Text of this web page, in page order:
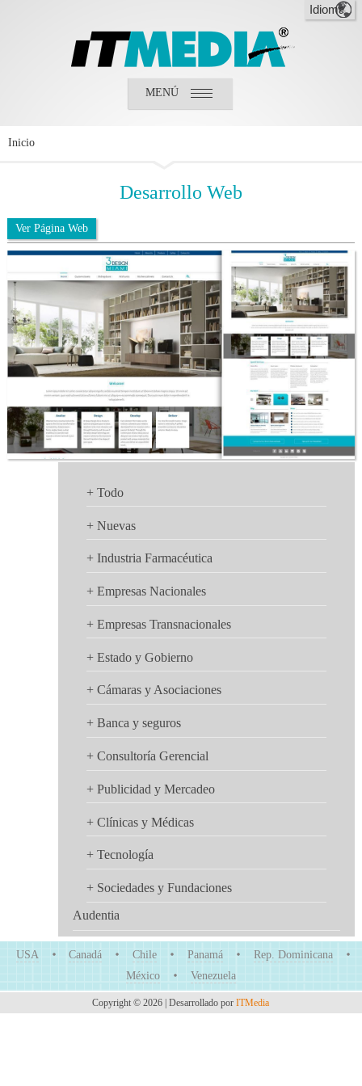
MENÚ
Contáctenos
Inicio
Desarrollo Web
Ver Página Web
+ Todo
+ Nuevas
+ Industria Farmacéutica
+ Empresas Nacionales
+ Empresas Transnacionales
+ Estado y Gobierno
+ Cámaras y Asociaciones
+ Banca y seguros
+ Consultoría Gerencial
+ Publicidad y Mercadeo
+ Clínicas y Médicas
+ Tecnología
+ Sociedades y Fundaciones
Audentia
USA Canadá Chile Panamá
Rep. Dominicana
México
Venezuela
Copyright © 2026 | Desarrollado porITMedia